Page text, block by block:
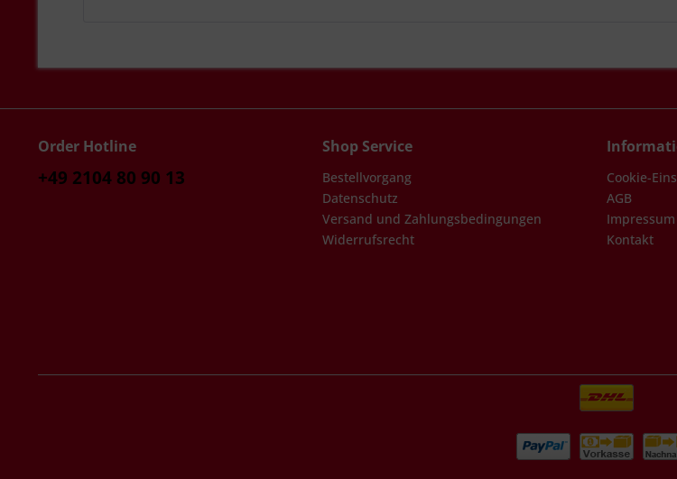
Order Hotline
+49 2104 80 90 13
Shop Service
Bestellvorgang
Datenschutz
Versand und Zahlungsbedingungen
Widerrufsrecht
Cookie-
AGB
Impressum
Kontakt